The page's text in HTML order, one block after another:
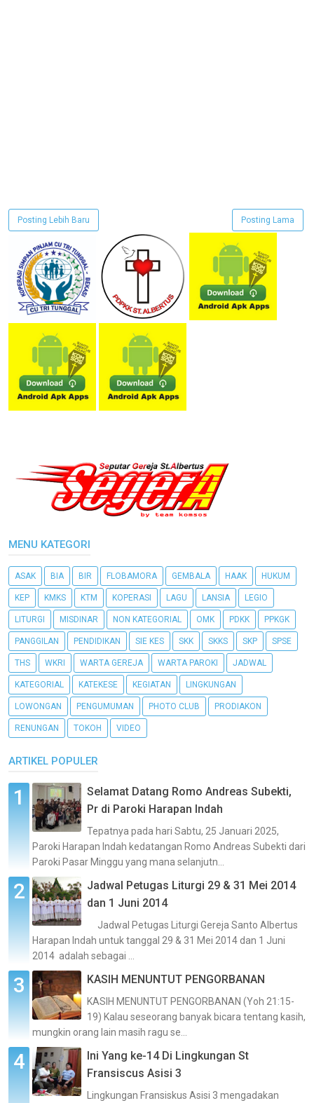
Posting Lebih Baru Posting Lama
MENU KATEGORI
ASAK BIA BIR FLOBAMORA GEMBALA HAAK HUKUM
KEP KMKS KTM KOPERASI LAGU LANSIA LEGIO
LITURGI MISDINAR NON KATEGORIAL OMK PDKK PPKGK
PANGGILAN PENDIDIKAN SIE KES SKK SKKS SKP SPSE
THS WKRI WARTA GEREJA WARTA PAROKI JADWAL
KATEGORIAL KATEKESE KEGIATAN LINGKUNGAN
LOWONGAN PENGUMUMAN PHOTO CLUB PRODIAKON
RENUNGAN TOKOH VIDEO
ARTIKEL POPULER
Selamat Datang Romo Andreas Subekti,
Pr di Paroki Harapan Indah
Tepatnya pada hari Sabtu, 25 Januari 2025,
Paroki Harapan Indah kedatangan Romo Andreas Subekti dari
Paroki Pasar Minggu yang mana selanjutn...
Jadwal Petugas Liturgi 29 & 31 Mei 2014
dan 1 Juni 2014
Jadwal Petugas Liturgi Gereja Santo Albertus
Harapan Indah untuk tanggal 29 & 31 Mei 2014 dan 1 Juni
2014 adalah sebagai ...
KASIH MENUNTUT PENGORBANAN
KASIH MENUNTUT PENGORBANAN (Yoh 21:15-
19) Kalau seseorang banyak bicara tentang kasih,
mungkin orang lain masih ragu se...
Ini Yang ke-14 Di Lingkungan St
Fransiscus Asisi 3
Lingkungan Fransiskus Asisi 3 mengadakan